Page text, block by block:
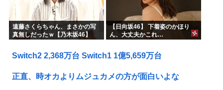
遠藤さくらちゃん、まさかの写
真無しだったｗ【乃木坂46】
【日向坂46】 下着姿のかほり
ん、大丈夫かこれ…
Switch2 2,368万台 Switch1 1億5,659万台
正直、時オカよりムジュカメの方が面白いよな